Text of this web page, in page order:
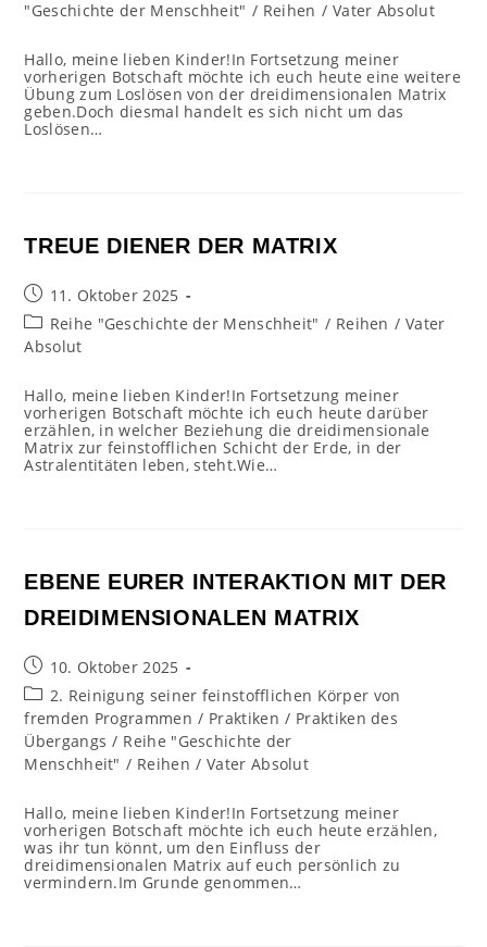
"Geschichte der Menschheit" / Reihen / Vater Absolut
Hallo, meine lieben Kinder!In Fortsetzung meiner
vorherigen Botschaft möchte ich euch heute eine weitere
Übung zum Loslösen von der dreidimensionalen Matrix
geben.Doch diesmal handelt es sich nicht um das
Loslösen…
TREUE DIENER DER MATRIX
Beitrag
veröffentlicht:
11. Oktober 2025
Beitrags-
Kategorie:
Reihe "Geschichte der Menschheit" / Reihen / Vater
Absolut
Hallo, meine lieben Kinder!In Fortsetzung meiner
vorherigen Botschaft möchte ich euch heute darüber
erzählen, in welcher Beziehung die dreidimensionale
Matrix zur feinstofflichen Schicht der Erde, in der
Astralentitäten leben, steht.Wie…
EBENE EURER INTERAKTION MIT DER
DREIDIMENSIONALEN MATRIX
Beitrag
veröffentlicht:
10. Oktober 2025
Beitrags-
Kategorie:
2. Reinigung seiner feinstofflichen Körper von
fremden Programmen / Praktiken / Praktiken des
Übergangs / Reihe "Geschichte der
Menschheit" / Reihen / Vater Absolut
Hallo, meine lieben Kinder!In Fortsetzung meiner
vorherigen Botschaft möchte ich euch heute erzählen,
was ihr tun könnt, um den Einfluss der
dreidimensionalen Matrix auf euch persönlich zu
vermindern.Im Grunde genommen…